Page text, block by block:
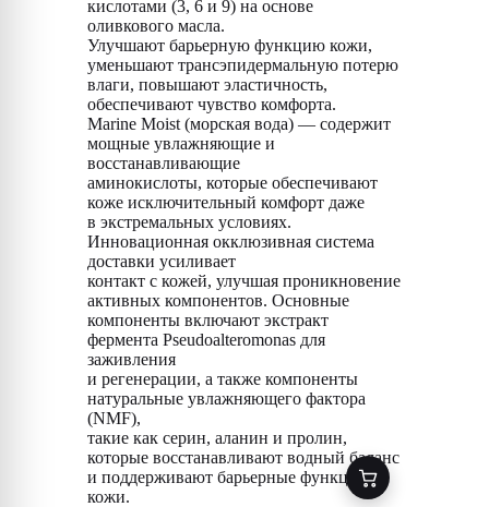
кислотами (3, 6 и 9) на основе
оливкового масла.
Улучшают барьерную функцию кожи,
уменьшают трансэпидермальную потерю
влаги, повышают эластичность,
обеспечивают чувство комфорта.
Marine Moist (морская вода) — содержит
мощные увлажняющие и
восстанавливающие
аминокислоты, которые обеспечивают
коже исключительный комфорт даже
в экстремальных условиях.
Инновационная окклюзивная система
доставки усиливает
контакт с кожей, улучшая проникновение
активных компонентов. Основные
компоненты включают экстракт
фермента Pseudoalteromonas для
заживления
и регенерации, а также компоненты
натуральные увлажняющего фактора
(NMF),
такие как серин, аланин и пролин,
которые восстанавливают водный баланс
и поддерживают барьерные функции
кожи.